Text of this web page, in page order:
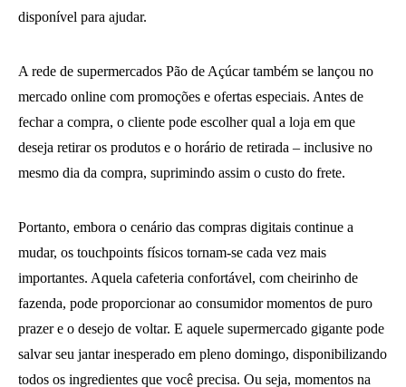
disponível para ajudar.
A rede de supermercados Pão de Açúcar também se lançou no
mercado online com promoções e ofertas especiais. Antes de
fechar a compra, o cliente pode escolher qual a loja em que
deseja retirar os produtos e o horário de retirada – inclusive no
mesmo dia da compra, suprimindo assim o custo do frete.
Portanto, embora o cenário das compras digitais continue a
mudar, os touchpoints físicos tornam-se cada vez mais
importantes. Aquela cafeteria confortável, com cheirinho de
fazenda, pode proporcionar ao consumidor momentos de puro
prazer e o desejo de voltar. E aquele supermercado gigante pode
salvar seu jantar inesperado em pleno domingo, disponibilizando
todos os ingredientes que você precisa. Ou seja, momentos na